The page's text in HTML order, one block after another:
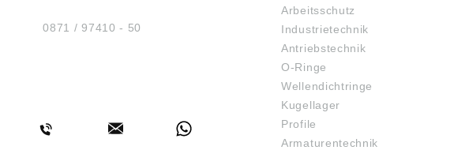
Tel.:0871 / 97410 - 50
Arbeitsschutz
Industrietechnik
Antriebstechnik
O-Ringe
Wellendichtringe
Kugellager
Profile
Armaturentechnik